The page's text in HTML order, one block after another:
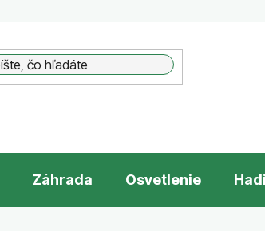
Záhrada Osvetlenie